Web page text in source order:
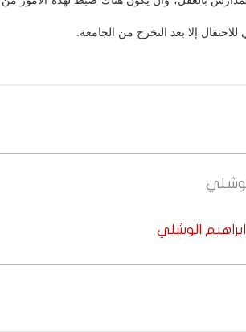
للاحتفال إلا بعد التخرج من الجامعة.
ابراهيم الوشلي